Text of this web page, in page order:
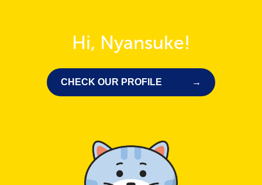
Hi, Nyansuke!
CHECK OUR PROFILE